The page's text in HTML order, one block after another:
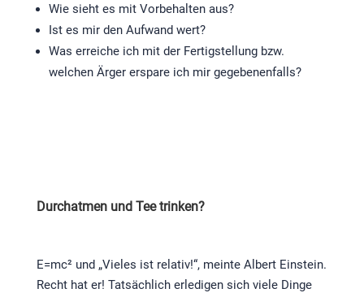
Wie sieht es mit Vorbehalten aus?
Ist es mir den Aufwand wert?
Was erreiche ich mit der Fertigstellung bzw.
welchen Ärger erspare ich mir gegebenenfalls?
Durchatmen und Tee trinken?
E=mc² und „Vieles ist relativ!“, meinte Albert Einstein.
Recht hat er! Tatsächlich erledigen sich viele Dinge